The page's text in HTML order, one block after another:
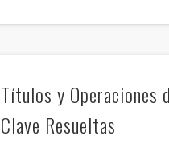
Títulos y Operaciones
Clave Resueltas